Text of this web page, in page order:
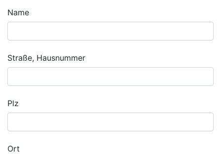
Name
Straße, Hausnummer
Plz
Ort